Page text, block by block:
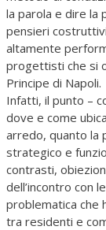
la parola e dire la
pensieri
altamente
progettisti che si
Principe di Napoli.
Infatti, il punto –
dove e come
arredo, quanto la
strategico e
contrasti,
dell’incontro con
problematica che
tra residenti e